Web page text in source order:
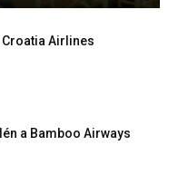
Airlines
a Bamboo Airways